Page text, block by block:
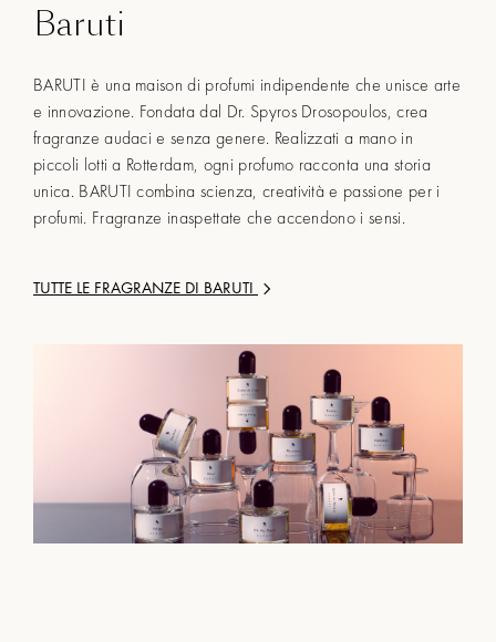
Baruti
BARUTI è una maison di profumi indipendente che unisce arte
e innovazione. Fondata dal Dr. Spyros Drosopoulos, crea
fragranze audaci e senza genere. Realizzati a mano in
piccoli lotti a Rotterdam, ogni profumo racconta una storia
unica. BARUTI combina scienza, creatività e passione per i
profumi. Fragranze inaspettate che accendono i sensi.
TUTTE LE FRAGRANZE DI BARUTI